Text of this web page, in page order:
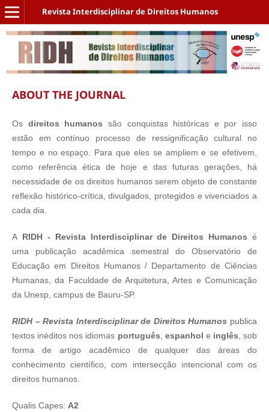
Revista Interdisciplinar de Direitos Humanos
ABOUT THE JOURNAL
Os direitos humanos são conquistas históricas e por isso
estão em contínuo processo de ressignificação cultural no
tempo e no espaço. Para que eles se ampliem e se efetivem,
como referência ética de hoje e das futuras gerações, há
necessidade de os direitos humanos serem objeto de constante
reflexão histórico-crítica, divulgados, protegidos e vivenciados a
cada dia.
A RIDH - Revista Interdisciplinar de Direitos Humanos é
uma publicação acadêmica semestral do Observatório de
Educação em Direitos Humanos / Departamento de Ciências
Humanas, da Faculdade de Arquitetura, Artes e Comunicação
da Unesp, campus de Bauru-SP.
RIDH – Revista Interdisciplinar de Direitos Humanos publica
textos inéditos nos idiomas português espanhol e inglês , sob
forma de artigo acadêmico de qualquer das áreas do
conhecimento científico, com intersecção intencional com os
direitos humanos.
Qualis Capes: A2